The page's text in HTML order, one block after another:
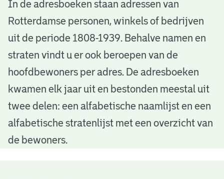
A
d
e
b
o
e
In de adresboeken staan adressen van
Rotterdamse personen, winkels of bedrijven
uit de periode 1808-1939. Behalve namen en
straten vindt u er ook beroepen van de
hoofdbewoners per adres. De adresboeken
kwamen elk jaar uit en bestonden meestal uit
twee delen: een alfabetische naamlijst en een
alfabetische stratenlijst met een overzicht van
de bewoners.